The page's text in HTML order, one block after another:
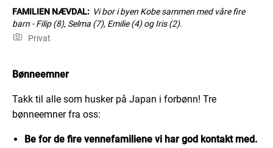
FAMILIEN NÆVDAL: Vi bor i byen Kobe sammen med våre fire
barn - Filip (8), Selma (7), Emilie (4) og Iris (2).
Privat
Bønneemner
Takk til alle som husker på Japan i forbønn! Tre
bønneemner fra oss:
Be for de fire vennefamiliene vi har god kontakt med.